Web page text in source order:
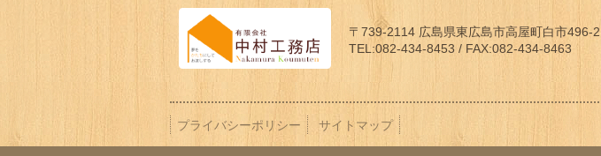
〒739-2114 広島県東広島市高屋町白市496-2
TEL:082-434-8453 / FAX:082-434-8463
プライバシーポリシー サイトマップ